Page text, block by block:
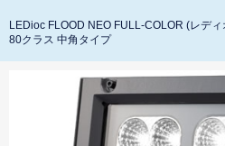
LEDioc FLOOD NEO FULL-COLOR (レデ
80クラス 中角タイプ